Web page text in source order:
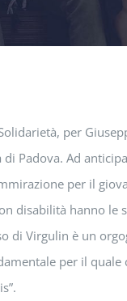
per
Padova. Ad
per il
disabilità hanno le
di Virgulin è un
per il quale